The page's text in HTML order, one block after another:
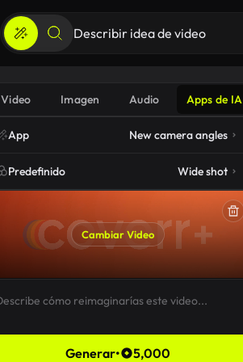
Video Imagen Audio Apps de IA
App New camera angles
Predefinido Wide shot
Cambiar Video
Generar• 5,000